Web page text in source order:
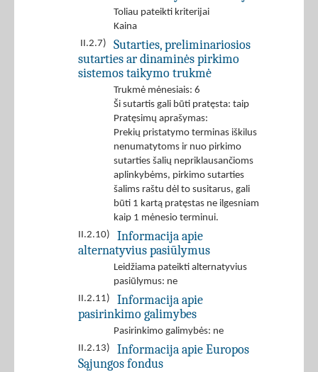
Toliau pateikti kriterijai
Kaina
II.2.7)
Sutarties, preliminariosios
sutarties ar dinaminės pirkimo
sistemos taikymo trukmė
Trukmė mėnesiais: 6
Ši sutartis gali būti pratęsta: taip
Pratęsimų aprašymas:
Prekių pristatymo terminas iškilus
nenumatytoms ir nuo pirkimo
sutarties šalių nepriklausančioms
aplinkybėms, pirkimo sutarties
šalims raštu dėl to susitarus, gali
būti 1 kartą pratęstas ne ilgesniam
kaip 1 mėnesio terminui.
II.2.10)
Informacija apie
alternatyvius pasiūlymus
Leidžiama pateikti alternatyvius
pasiūlymus: ne
II.2.11)
Informacija apie
pasirinkimo galimybes
Pasirinkimo galimybės: ne
II.2.13)
Informacija apie Europos
Sąjungos fondus